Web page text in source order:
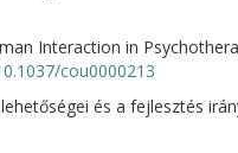
Interaction in
cou0000213
és a fejlesztés